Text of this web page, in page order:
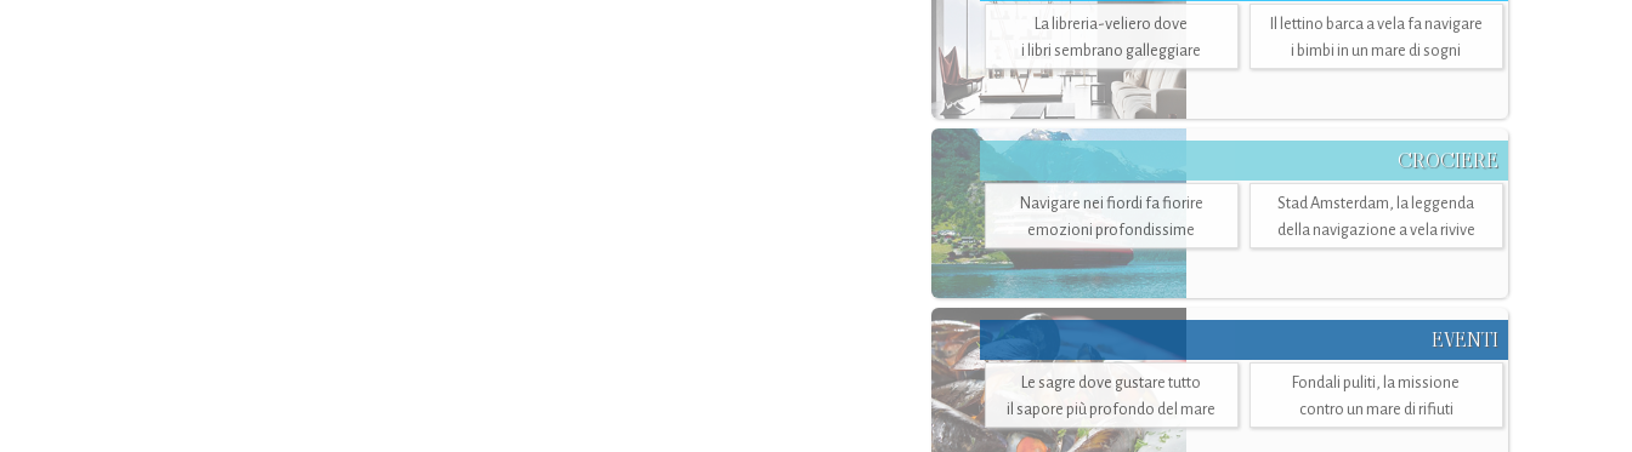
La libreria-veliero dove
i libri sembrano galleggiare
Il lettino barca a vela fa navigare
i bimbi in un mare di sogni
CROCIERE
Navigare nei fiordi fa fiorire
emozioni profondissime
Stad Amsterdam, la leggenda
della navigazione a vela rivive
EVENTI
Le sagre dove gustare tutto
il sapore più profondo del mare
Fondali puliti, la missione
contro un mare di rifiuti